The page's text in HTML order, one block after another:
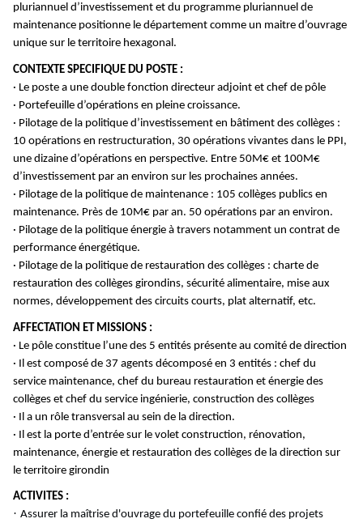
pluriannuel d’investissement et du programme pluriannuel de
maintenance positionne le département comme un maitre d’ouvrage
unique sur le territoire hexagonal.
CONTEXTE SPECIFIQUE DU POSTE :
· Le poste a une double fonction directeur adjoint et chef de pôle
· Portefeuille d’opérations en pleine croissance.
· Pilotage de la politique d’investissement en bâtiment des collèges :
10 opérations en restructuration, 30 opérations vivantes dans le PPI,
une dizaine d’opérations en perspective. Entre 50M€ et 100M€
d’investissement par an environ sur les prochaines années.
· Pilotage de la politique de maintenance : 105 collèges publics en
maintenance. Près de 10M€ par an. 50 opérations par an environ.
· Pilotage de la politique énergie à travers notamment un contrat de
performance énergétique.
· Pilotage de la politique de restauration des collèges : charte de
restauration des collèges girondins, sécurité alimentaire, mise aux
normes, développement des circuits courts, plat alternatif, etc.
AFFECTATION ET MISSIONS :
· Le pôle constitue l’une des 5 entités présente au comité de direction
· Il est composé de 37 agents décomposé en 3 entités : chef du
service maintenance, chef du bureau restauration et énergie des
collèges et chef du service ingénierie, construction des collèges
· Il a un rôle transversal au sein de la direction.
· Il est la porte d’entrée sur le volet construction, rénovation,
maintenance, énergie et restauration des collèges de la direction sur
le territoire girondin
ACTIVITES :
· Assurer la maîtrise d'ouvrage du portefeuille confié des projets